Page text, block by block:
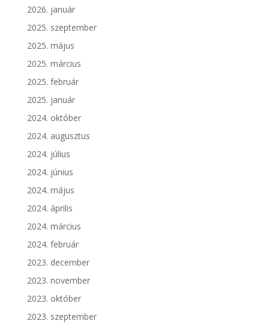
2026. január
2025. szeptember
2025. május
2025. március
2025. február
2025. január
2024. október
2024. augusztus
2024. július
2024. június
2024. május
2024. április
2024. március
2024. február
2023. december
2023. november
2023. október
2023. szeptember